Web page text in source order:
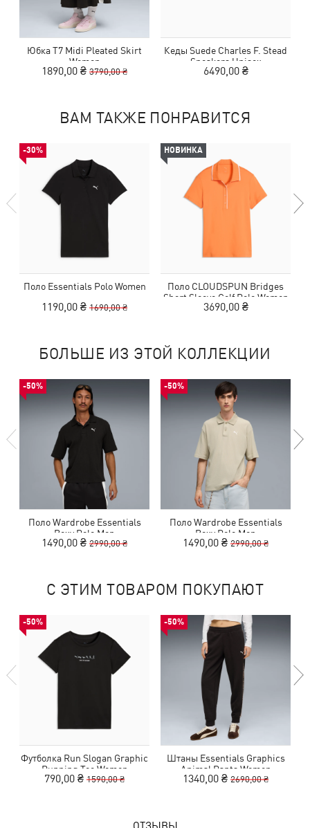
Юбка T7 Midi Pleated Skirt
Women
1890,00 ₴ 3790,00 ₴
Кеды Suede Charles F. Stead
Sneakers Unisex
6490,00 ₴
ВАМ ТАКЖЕ ПОНРАВИТСЯ
-30%
Поло Essentials Polo Women
1190,00 ₴ 1690,00 ₴
НОВИНКА
Поло CLOUDSPUN Bridges
Short Sleeve Golf Polo Women
3690,00 ₴
БОЛЬШЕ ИЗ ЭТОЙ КОЛЛЕКЦИИ
-50%
Поло Wardrobe Essentials
Boxy Polo Men
1490,00 ₴ 2990,00 ₴
-50%
Поло Wardrobe Essentials
Boxy Polo Men
1490,00 ₴ 2990,00 ₴
С ЭТИМ ТОВАРОМ ПОКУПАЮТ
-50%
Футболка Run Slogan Graphic
Running Tee Women
790,00 ₴ 1590,00 ₴
-50%
Штаны Essentials Graphics
Animal Pants Women
1340,00 ₴ 2690,00 ₴
ОТЗЫВЫ